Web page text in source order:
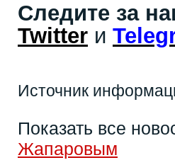
Следите за
Twitter и
Источник
Показать все
Жапаровым